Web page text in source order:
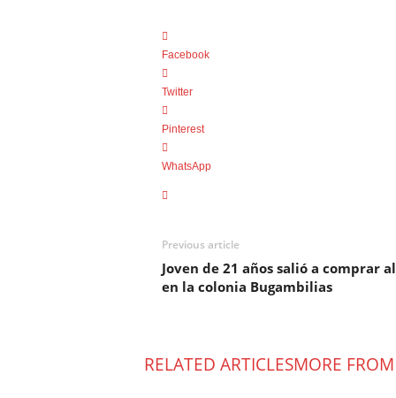
Facebook
Twitter
Pinterest
WhatsApp
Previous article
Joven de 21 años salió a comprar
en la colonia Bugambilias
RELATED ARTICLESMORE